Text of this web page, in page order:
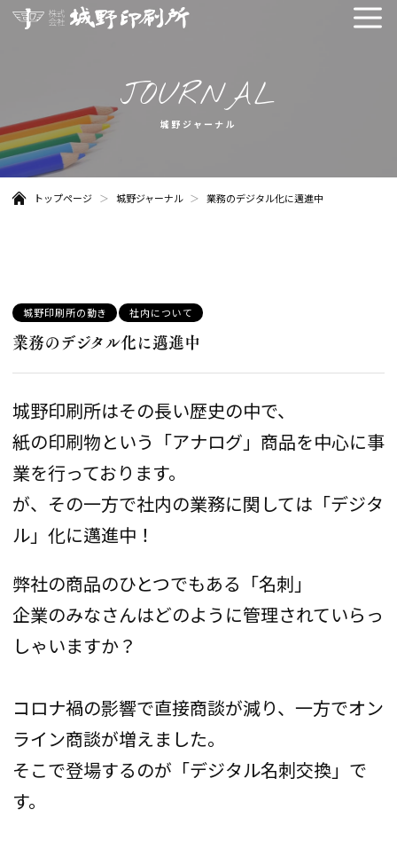
城野ジャーナル
トップページ 城野ジャーナル 業務のデジタル化に邁進中
カ
テ
ゴ
リー:
城野印刷所の動き 社内について
業務のデジタル化に邁進中
城野印刷所はその長い歴史の中で、
紙の印刷物という「アナログ」商品を中心に事
業を行っております。
が、その一方で社内の業務に関しては「デジタ
ル」化に邁進中！
弊社の商品のひとつでもある「名刺」
企業のみなさんはどのように管理されていらっ
しゃいますか？
コロナ禍の影響で直接商談が減り、一方でオン
ライン商談が増えました。
そこで登場するのが「デジタル名刺交換」で
す。